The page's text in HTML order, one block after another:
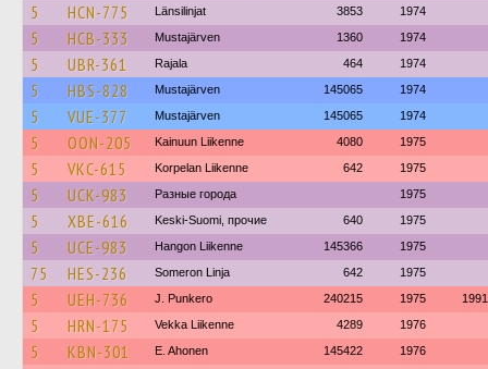
5 HCN-775 Länsilinjat 3853 1974
5 HCB-333 Mustajärven 1360 1974
5 UBR-361 Rajala 464 1974
5 HBS-828 Mustajärven 145065 1974
5 VUE-377 Mustajärven 145065 1974
5 OON-205 Kainuun Liikenne 4080 1975
5 VKC-615 Korpelan Liikenne 642 1975
5 UCK-983 Разные города 1975
5 XBE-616 Keski-Suomi, прочие 640 1975
5 UCE-983 Hangon Liikenne 145366 1975
75 HES-236 Someron Linja 642 1975
5 UEH-736 J. Punkero 240215 1975 1991
5 HRN-175 Vekka Liikenne 4289 1976
5 KBN-301 E. Ahonen 145422 1976